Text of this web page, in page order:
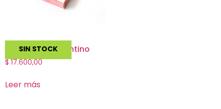
SIN STOCK
Animalario Argentino
$ 17.600,00
Leer más